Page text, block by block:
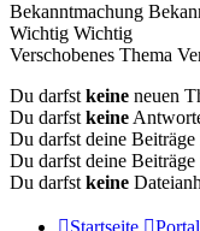
Bekanntmachung
Wichtig Wichtig
Verschobenes Thema
Du darfst keine neuen
Du darfst keine
Du darfst deine
Du darfst deine
Du darfst keine
Startseite Portal